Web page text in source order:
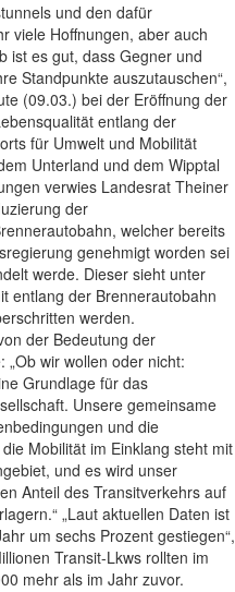
und den dafür
viele Hoffnungen, aber auch
ist es gut, dass Gegner und
Standpunkte auszutauschen“,
(09.03.) bei der Eröffnung der
entlang der
für Umwelt und Mobilität
Unterland und dem Wipptal
verwies Landesrat Theiner
der
welcher bereits
genehmigt worden sei
werde. Dieser sieht unter
entlang der Brennerautobahn
werden.
der Bedeutung der
wir wollen oder nicht:
Grundlage für das
Unsere gemeinsame
und die
Mobilität im Einklang steht mit
und es wird unser
Anteil des Transitverkehrs auf
„Laut aktuellen Daten ist
um sechs Prozent gestiegen“,
Transit-Lkws rollten im
mehr als im Jahr zuvor.